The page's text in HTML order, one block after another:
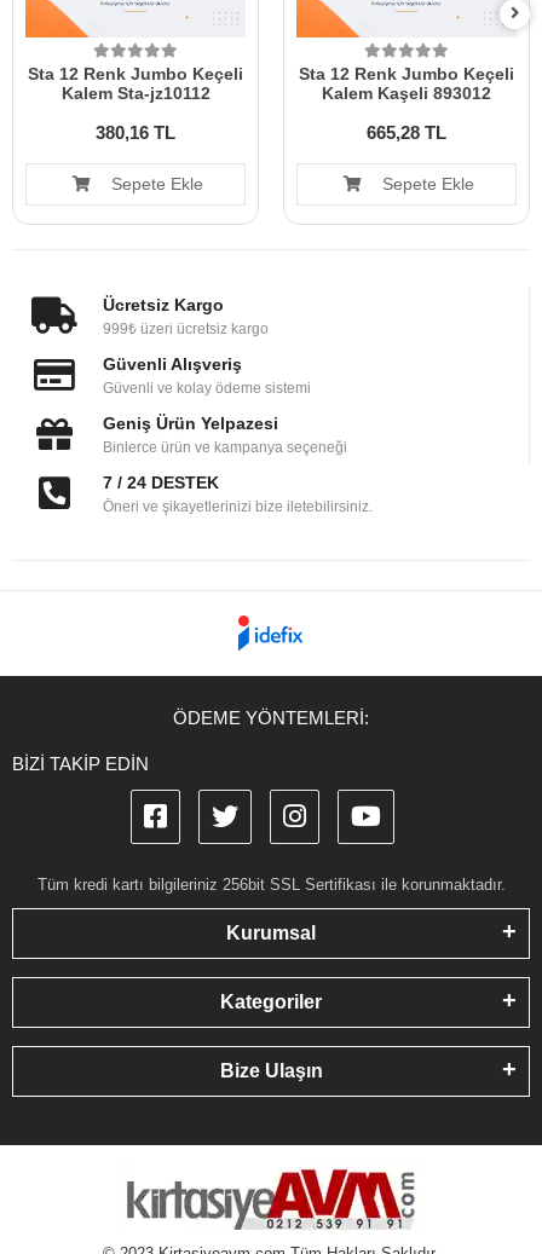
Sta 12 Renk Jumbo Keçeli
Kalem Sta-jz10112
380,16 TL
Sepete Ekle
Sta 12 Renk Jumbo Keçeli
Kalem Kaşeli 893012
665,28 TL
Sepete Ekle
Ücretsiz Kargo
999₺ üzeri ücretsiz kargo
Güvenli Alışveriş
Güvenli ve kolay ödeme sistemi
Geniş Ürün Yelpazesi
Binlerce ürün ve kampanya seçeneği
7 / 24 DESTEK
Öneri ve şikayetlerinizi bize iletebilirsiniz.
ÖDEME YÖNTEMLERİ:
BİZİ TAKİP EDİN
Tüm kredi kartı bilgileriniz 256bit SSL Sertifikası ile korunmaktadır.
Kurumsal
Kategoriler
Bize Ulaşın